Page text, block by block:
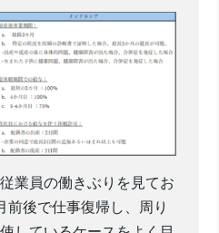
業員の働きぶりを見てお
前後で仕事復帰し、周り